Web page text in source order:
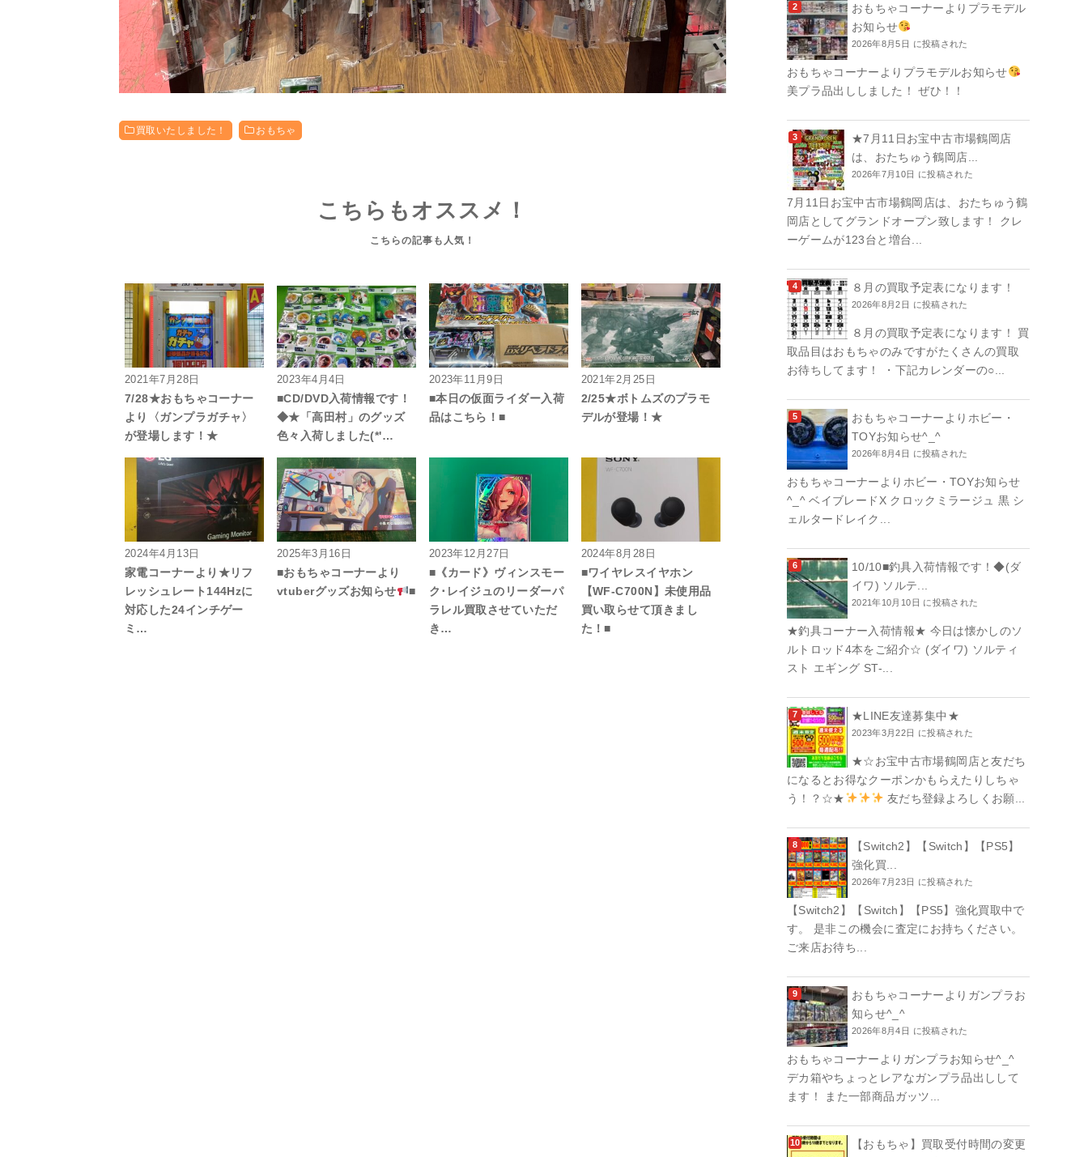
買取いたしました！ おもちゃ
こちらもオススメ！
2021年7月28日
7/28★おもちゃコーナー
より〈ガンプラガチャ〉
が登場します！★
2023年4月4日
■CD/DVD入荷情報です！
◆★「高田村」のグッズ
色々入荷しました(*'…
2023年11月9日
■本日の仮面ライダー入荷
品はこちら！■
2021年2月25日
2/25★ボトムズのプラモ
デルが登場！★
2024年4月13日
家電コーナーより★リフ
レッシュレート144Hzに
対応した24インチゲー
ミ…
2025年3月16日
■おもちゃコーナーより
vtuberグッズお知らせ
■
2023年12月27日
■《カード》ヴィンスモー
ク･レイジュのリーダーパ
ラレル買取させていただ
き…
2024年8月28日
■ワイヤレスイヤホン
【WF-C700N】未使用品
買い取らせて頂きまし
た！■
おもちゃコーナーよりプラモデル
お知らせ
2026年8月5日 に投稿された
おもちゃコーナーよりプラモデルお知らせ
美プラ品出ししました！ ぜひ！！
★7月11日お宝中古市場鶴岡店
は、おたちゅう鶴岡店...
2026年7月10日 に投稿された
7月11日お宝中古市場鶴岡店は、おたちゅう鶴
岡店としてグランドオープン致します！ クレ
ーゲームが123台と増台...
８月の買取予定表になります！
2026年8月2日 に投稿された
８月の買取予定表になります！ 買
取品目はおもちゃのみですがたくさんの買取
お待ちしてます！ ・下記カレンダーの○...
おもちゃコーナーよりホビー・
TOYお知らせ^_^
2026年8月4日 に投稿された
おもちゃコーナーよりホビー・TOYお知らせ
^_^ ベイブレードX クロックミラージュ 黒 シ
ェルタードレイク...
10/10■釣具入荷情報です！◆(ダ
イワ) ソルテ...
2021年10月10日 に投稿された
★釣具コーナー入荷情報★ 今日は懐かしのソ
ルトロッド4本をご紹介☆ (ダイワ) ソルティ
スト エギング ST-...
★LINE友達募集中★
2023年3月22日 に投稿された
★☆お宝中古市場鶴岡店と友だち
になるとお得なクーポンかもらえたりしちゃ
う！？☆★
友だち登録よろしくお願...
【Switch2】【Switch】【PS5】
強化買...
2026年7月23日 に投稿された
【Switch2】【Switch】【PS5】強化買取中で
す。 是非この機会に査定にお持ちください。
ご来店お待ち...
おもちゃコーナーよりガンプラお
知らせ^_^
2026年8月4日 に投稿された
おもちゃコーナーよりガンプラお知らせ^_^
デカ箱やちょっとレアなガンプラ品出しして
ます！ また一部商品ガッツ...
【おもちゃ】買取受付時間の変更